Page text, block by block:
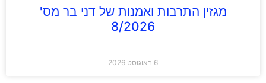
מגזין התרבות ואמנות של דני בר מס'
8/2026
6 באוגוסט 2026